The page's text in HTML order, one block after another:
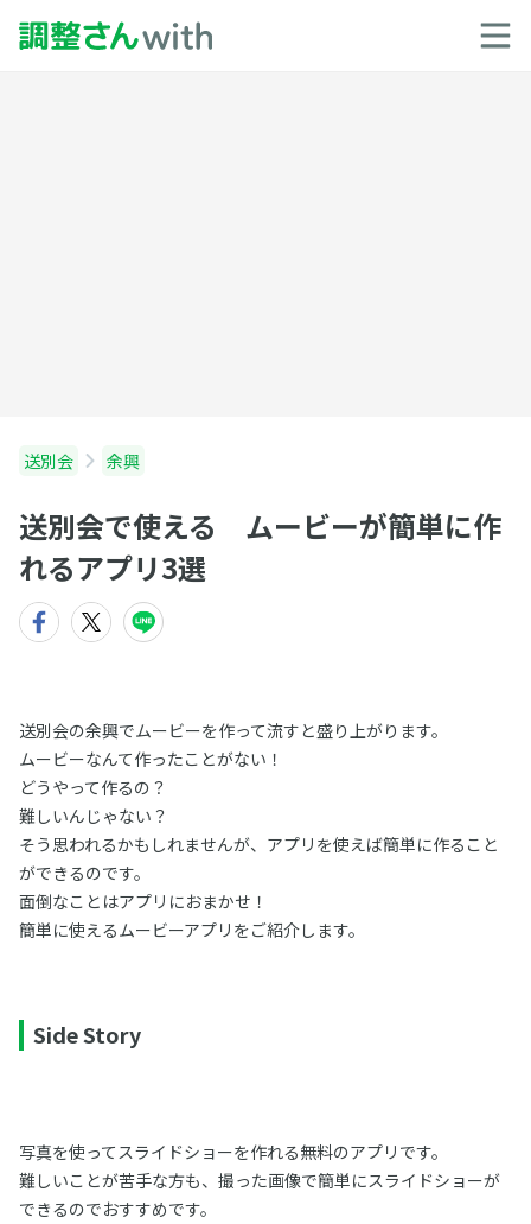
送別会 余興
送別会で使える ムービーが簡単に作
れるアプリ3選
送別会の余興でムービーを作って流すと盛り上がります。
ムービーなんて作ったことがない！
どうやって作るの？
難しいんじゃない？
そう思われるかもしれませんが、アプリを使えば簡単に作ること
ができるのです。
面倒なことはアプリにおまかせ！
簡単に使えるムービーアプリをご紹介します。
Side Story
写真を使ってスライドショーを作れる無料のアプリです。
難しいことが苦手な方も、撮った画像で簡単にスライドショーが
できるのでおすすめです。